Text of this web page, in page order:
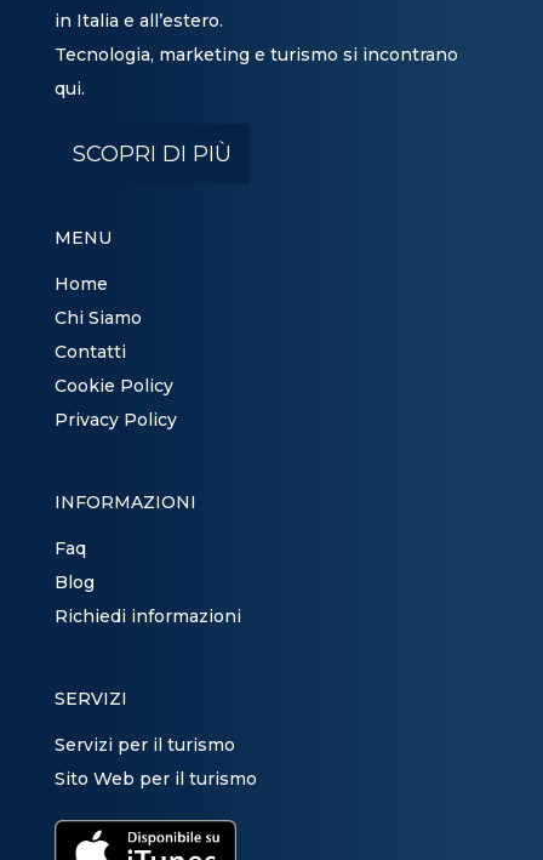
in Italia e all’estero.
Tecnologia, marketing e turismo si incontrano
qui.
SCOPRI DI PIÙ
MENU
Home
Chi Siamo
Contatti
Cookie Policy
Privacy Policy
INFORMAZIONI
Faq
Blog
Richiedi informazioni
SERVIZI
Servizi per il turismo
Sito Web per il turismo